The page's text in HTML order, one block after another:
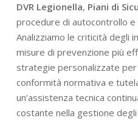
DVR Legionella, Piani di
procedure di autocontrollo e
Analizziamo le criticità degli
misure di prevenzione più
strategie personalizzate
conformità normativa e
un’assistenza tecnica
costante nella gestione